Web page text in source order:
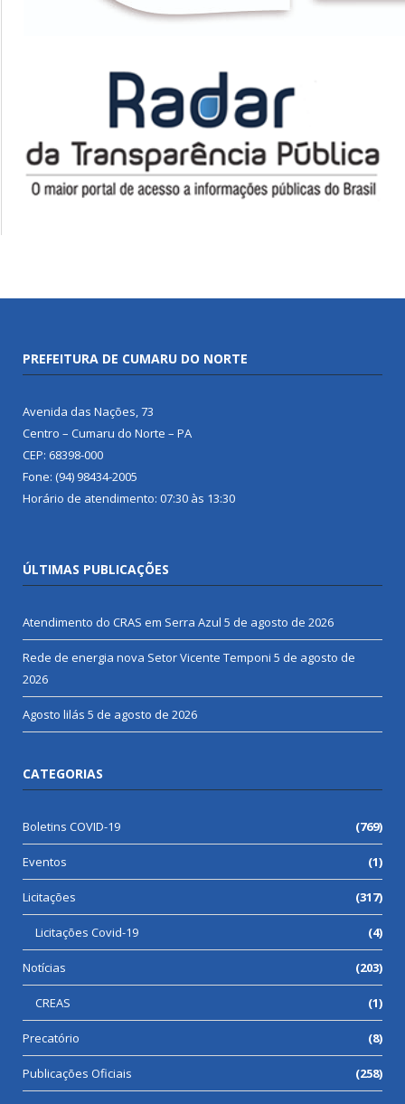
PREFEITURA DE CUMARU DO NORTE
Avenida das Nações, 73
Centro – Cumaru do Norte – PA
CEP: 68398-000
Fone: (94) 98434-2005
Horário de atendimento: 07:30 às 13:30
ÚLTIMAS PUBLICAÇÕES
Atendimento do CRAS em Serra Azul 5 de agosto de 2026
Rede de energia nova Setor Vicente Temponi 5 de agosto de
2026
Agosto lilás 5 de agosto de 2026
CATEGORIAS
Boletins COVID-19 (769)
Eventos (1)
Licitações (317)
Licitações Covid-19 (4)
Notícias (203)
CREAS (1)
Precatório (8)
Publicações Oficiais (258)